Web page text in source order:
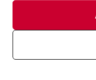
Al suscribirte,
Viajes para ti S.L.U.
2026